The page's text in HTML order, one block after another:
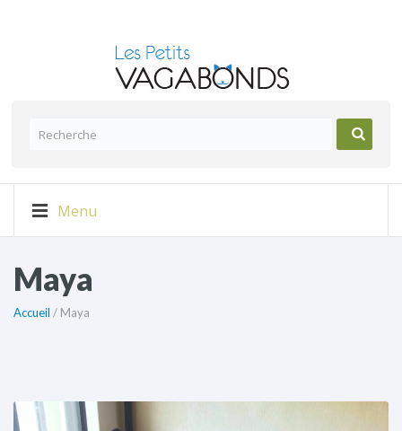
Menu
Maya
Accueil / Maya